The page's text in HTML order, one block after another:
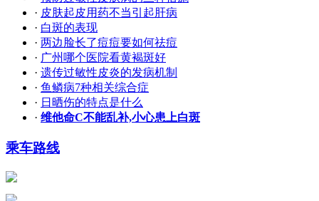
· 皮肤起皮用药不当引起肝病
· 白斑的表现
· 两边脸长了痘痘要如何祛痘
· 广州哪个医院看黄褐斑好
· 遗传过敏性皮炎的发病机制
· 鱼鳞病7种相关综合症
· 日晒伤的特点是什么
· 维他命C不能乱补,小心患上白斑
乘车路线